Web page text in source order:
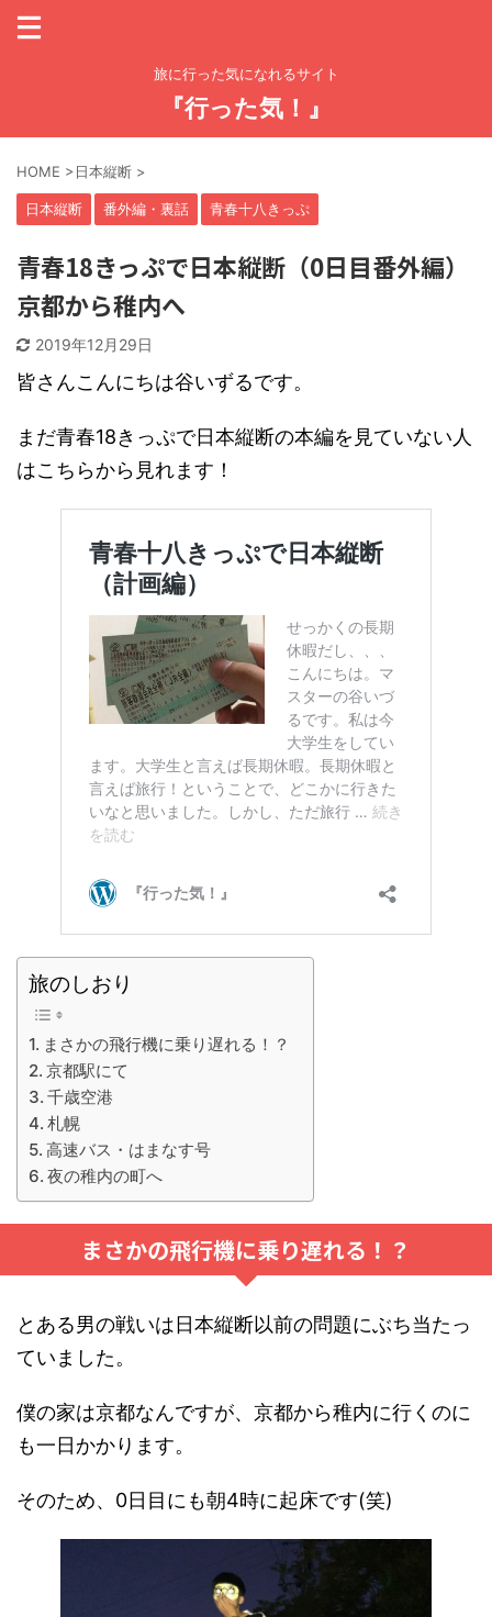
旅に行った気になれるサイト
『行った気！』
HOME >日本縦断 >
日本縦断 番外編・裏話 青春十八きっぷ
青春18きっぷで日本縦断（0日目番外編）
京都から稚内へ
2019年12月29日
皆さんこんにちは谷いずるです。
まだ青春18きっぷで日本縦断の本編を見ていない人
はこちらから見れます！
旅のしおり
まさかの飛行機に乗り遅れる！？
京都駅にて
千歳空港
札幌
高速バス・はまなす号
夜の稚内の町へ
まさかの飛行機に乗り遅れる！？
とある男の戦いは日本縦断以前の問題にぶち当たっ
ていました。
僕の家は京都なんですが、京都から稚内に行くのに
も一日かかります。
そのため、0日目にも朝4時に起床です(笑)